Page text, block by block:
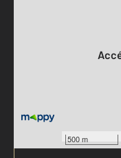
500 m